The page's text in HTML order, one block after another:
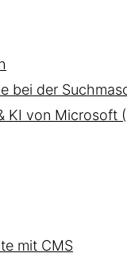
bei der
KI von
mit CMS